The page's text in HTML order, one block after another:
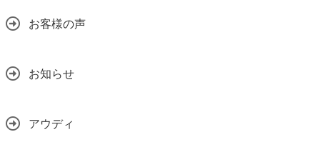
お客様の声
お知らせ
アウディ